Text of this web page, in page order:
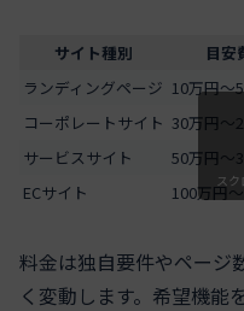
サイト種別 目安
ランディングページ 10万円～
コーポレートサイト 30万円～
サービスサイト
50万円～
ECサイト
100万円
ス
料金は独自要件やページ
く変動します。希望機能